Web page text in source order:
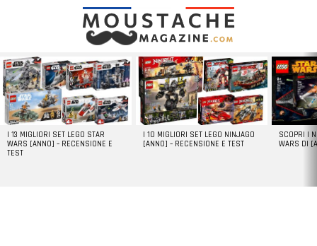
LATEST
STORIES
I 13 MIGLIORI SET LEGO STAR
WARS [ANNO] – RECENSIONE E
TEST
I 10 MIGLIORI SET LEGO NINJAGO
[ANNO] – RECENSIONE E TEST
SCOPRI I
WARS DI